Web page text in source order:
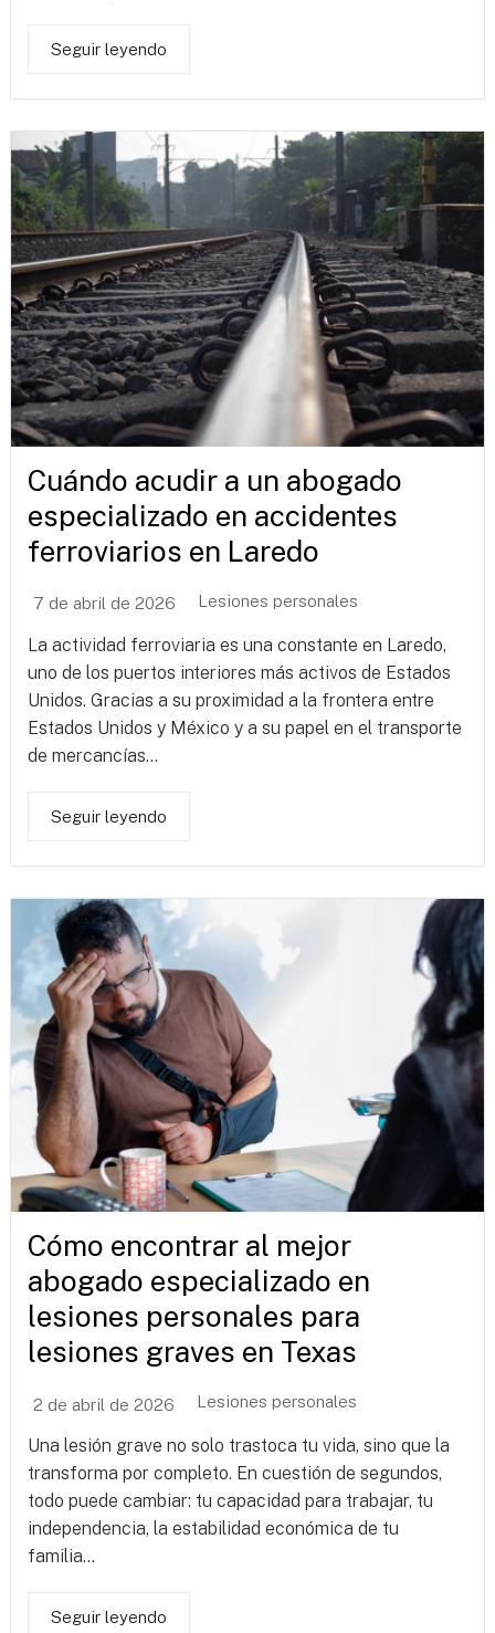
Seguir leyendo
Cuándo acudir a un abogado
especializado en accidentes
ferroviarios en Laredo
7 de abril de 2026 Lesiones personales
La actividad ferroviaria es una constante en Laredo,
uno de los puertos interiores más activos de Estados
Unidos. Gracias a su proximidad a la frontera entre
Estados Unidos y México y a su papel en el transporte
de mercancías...
Seguir leyendo
Cómo encontrar al mejor
abogado especializado en
lesiones personales para
lesiones graves en Texas
2 de abril de 2026 Lesiones personales
Una lesión grave no solo trastoca tu vida, sino que la
transforma por completo. En cuestión de segundos,
todo puede cambiar: tu capacidad para trabajar, tu
independencia, la estabilidad económica de tu
familia...
Seguir leyendo